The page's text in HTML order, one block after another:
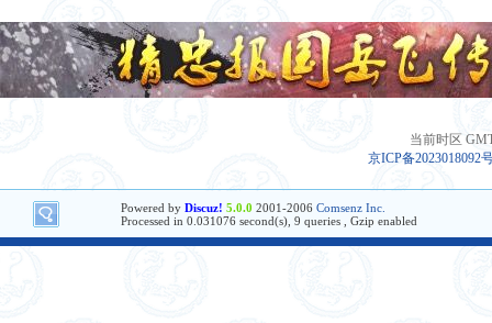
当前时区
京ICP备2023018092
Powered by Discuz! 5.0.0 2001-2006 Comsenz Inc.
Processed in 0.031076 second(s), 9 queries , Gzip enabled